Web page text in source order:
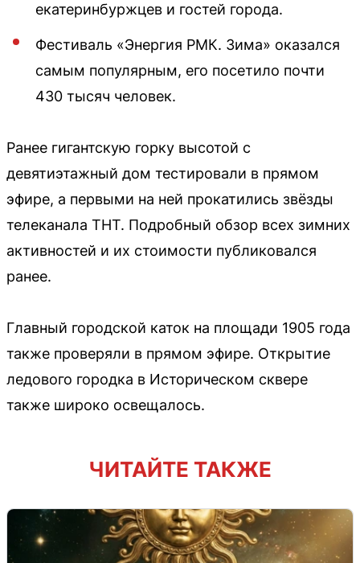
екатеринбуржцев и гостей города.
Фестиваль «Энергия РМК. Зима» оказался
самым популярным, его посетило почти
430 тысяч человек.
Ранее гигантскую горку высотой с
девятиэтажный дом тестировали в прямом
эфире, а первыми на ней прокатились звёзды
телеканала ТНТ. Подробный обзор всех зимних
активностей и их стоимости публиковался
ранее.
Главный городской каток на площади 1905 года
также проверяли в прямом эфире. Открытие
ледового городка в Историческом сквере
также широко освещалось.
ЧИТАЙТЕ ТАКЖЕ